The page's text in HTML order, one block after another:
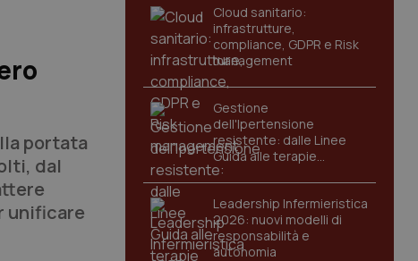
portata
dal
unificare
Cloud sanitario:
infrastrutture,
compliance, GDPR e Risk
management
Gestione
dell'Ipertensione
resistente: dalle Linee
Guida alle terapie
innovative
Leadership Infermieristica
2026: nuovi modelli di
responsabilità e
autonomia